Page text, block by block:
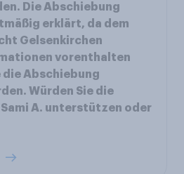
Die Abschiebung
erklärt, da dem
Gelsenkirchen
vorenthalten
Abschiebung
Würden Sie die
A. unterstützen oder